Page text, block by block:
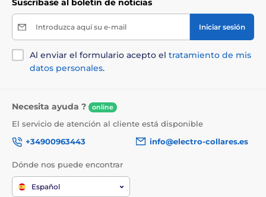
Suscríbase al boletín de noticias
Introduzca aquí su e-mail Iniciar sesión
Al enviar el formulario acepto el tratamiento de mis
datos personales.
Necesita ayuda ? online
El servicio de atención al cliente está disponible
+34900963443
info@electro-collares.es
Dónde nos puede encontrar
Español